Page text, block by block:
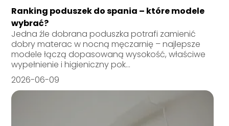
Ranking poduszek do spania – które modele
wybrać?
Jedna źle dobrana poduszka potrafi zamienić
dobry materac w nocną męczarnię – najlepsze
modele łączą dopasowaną wysokość, właściwe
wypełnienie i higieniczny pok...
2026-06-09